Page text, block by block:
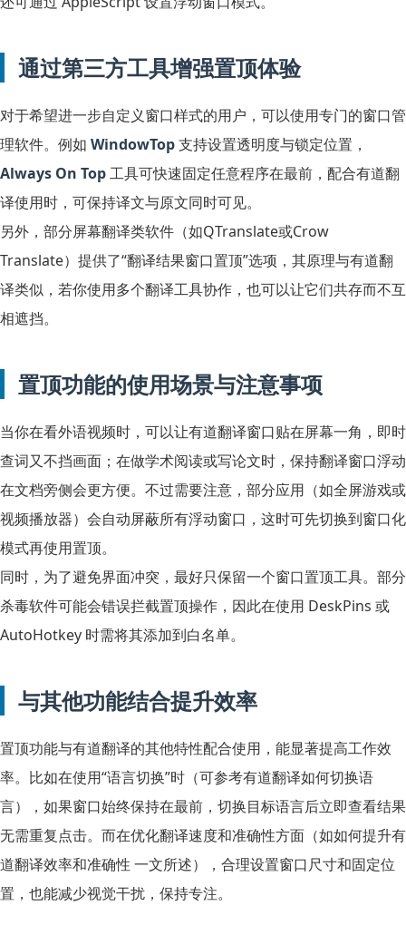
通过第三方工具增强置顶体验
对于希望进一步自定义窗口样式的用户，可以使用专门的窗口管
理软件。例如 WindowTop支持设置透明度与锁定位置，
Always On Top工具可快速固定任意程序在最前，配合有道翻
译使用时，可保持译文与原文同时可见。
另外，部分屏幕翻译类软件（如QTranslate或Crow
Translate）提供了“翻译结果窗口置顶”选项，其原理与有道翻
译类似，若你使用多个翻译工具协作，也可以让它们共存而不互
相遮挡。
置顶功能的使用场景与注意事项
当你在看外语视频时，可以让有道翻译窗口贴在屏幕一角，即时
查词又不挡画面；在做学术阅读或写论文时，保持翻译窗口浮动
在文档旁侧会更方便。不过需要注意，部分应用（如全屏游戏或
视频播放器）会自动屏蔽所有浮动窗口，这时可先切换到窗口化
模式再使用置顶。
同时，为了避免界面冲突，最好只保留一个窗口置顶工具。部分
杀毒软件可能会错误拦截置顶操作，因此在使用 DeskPins 或
AutoHotkey 时需将其添加到白名单。
与其他功能结合提升效率
置顶功能与有道翻译的其他特性配合使用，能显著提高工作效
率。比如在使用“语言切换”时（可参考有道翻译如何切换语
言），如果窗口始终保持在最前，切换目标语言后立即查看结果
无需重复点击。而在优化翻译速度和准确性方面（如如何提升有
道翻译效率和准确性 一文所述），合理设置窗口尺寸和固定位
置，也能减少视觉干扰，保持专注。